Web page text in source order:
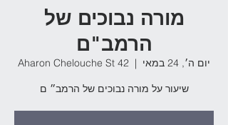
מורה נבוכים של
הרמב"ם
יום ה׳, 24 במאי
  |
Aharon Chelouche St 42
שיעור על מורה נבוכים של הרמב״ ם